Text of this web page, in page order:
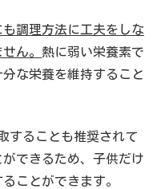
調理方法に工夫をしな
ん。 熱に弱い栄養素で
な栄養を維持すること
することも推奨されて
できるため、子供だけ
ことができます。